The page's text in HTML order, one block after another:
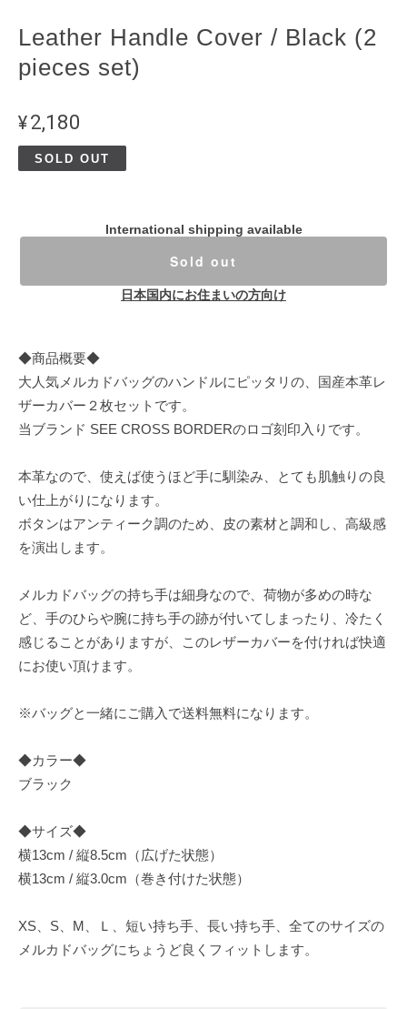
Leather Handle Cover / Black (2
pieces set)
¥2,180
SOLD OUT
International shipping available
Sold out
日本国内にお住まいの方向け
◆商品概要◆
大人気メルカドバッグのハンドルにピッタリの、国産本革レ
ザーカバー２枚セットです。
当ブランド SEE CROSS BORDERのロゴ刻印入りです。
本革なので、使えば使うほど手に馴染み、とても肌触りの良
い仕上がりになります。
ボタンはアンティーク調のため、皮の素材と調和し、高級感
を演出します。
メルカドバッグの持ち手は細身なので、荷物が多めの時な
ど、手のひらや腕に持ち手の跡が付いてしまったり、冷たく
感じることがありますが、このレザーカバーを付ければ快適
にお使い頂けます。
※バッグと一緒にご購入で送料無料になります。
◆カラー◆
ブラック
◆サイズ◆
横13cm / 縦8.5cm（広げた状態）
横13cm / 縦3.0cm（巻き付けた状態）
XS、S、M、Ｌ、短い持ち手、長い持ち手、全てのサイズの
メルカドバッグにちょうど良くフィットします。